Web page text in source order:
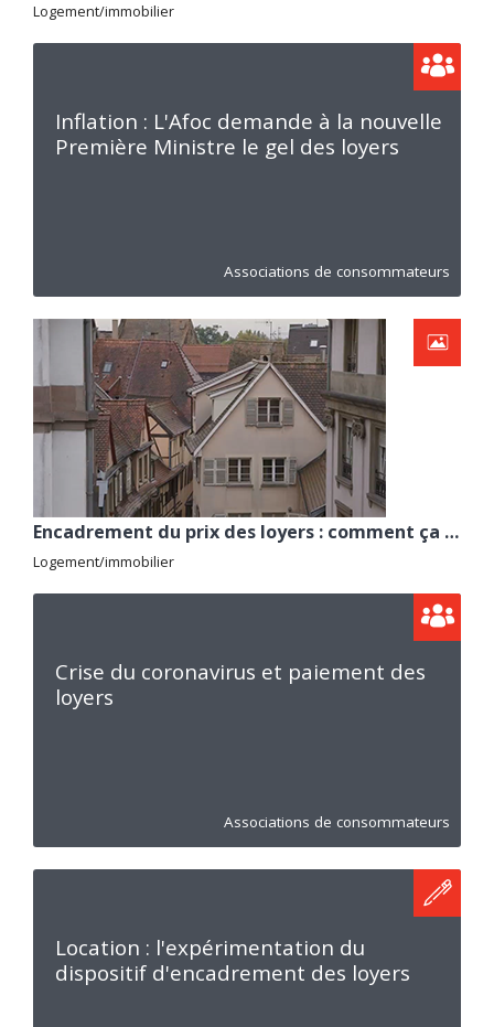
Logement/immobilier
Associations de consommateurs
Inflation : L'Afoc demande à la nouvelle
Première Ministre le gel des loyers
Encadrement du prix des loyers : comment ça marche ?
Logement/immobilier
Associations de consommateurs
Crise du coronavirus et paiement des
loyers
Location : l'expérimentation du
dispositif d'encadrement des loyers